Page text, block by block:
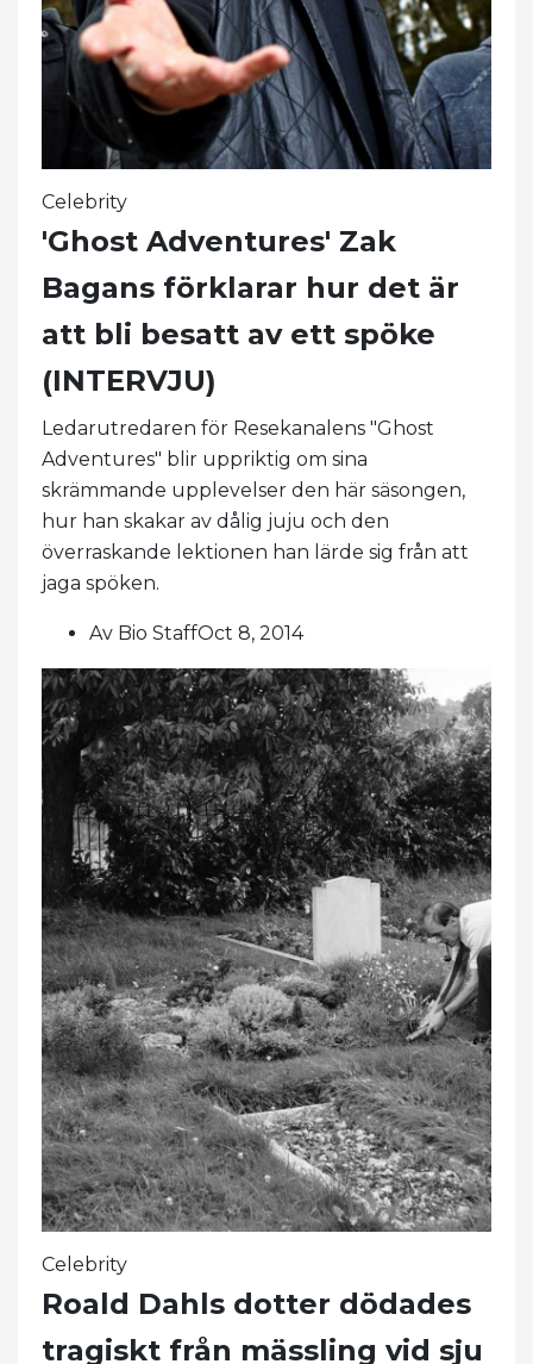
Celebrity
'Ghost Adventures' Zak
Bagans förklarar hur det är
att bli besatt av ett spöke
(INTERVJU)
Ledarutredaren för Resekanalens "Ghost
Adventures" blir uppriktig om sina
skrämmande upplevelser den här säsongen,
hur han skakar av dålig juju och den
överraskande lektionen han lärde sig från att
jaga spöken.
Av Bio StaffOct 8, 2014
Celebrity
Roald Dahls dotter dödades
tragiskt från mässling vid sju